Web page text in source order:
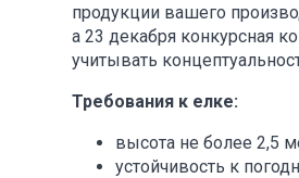
продукции вашего
а 23 декабря конкурсная
учитывать
Требования к елке:
высота не более 2,5
устойчивость к